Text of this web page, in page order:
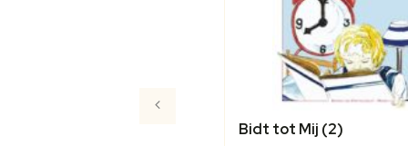
Bidt tot Mij (2)